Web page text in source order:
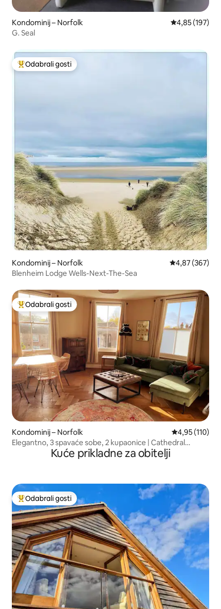
Kondominij – Norfolk Prosječna
4,85 (197)
G. Seal
Među najviše rangiranima s oznakom „Odabrali gosti”
Odabrali gosti
Kondominij – Norfolk Prosječna
4,87 (367)
Blenheim Lodge Wells-Next-The-Sea
Među najviše rangiranima s oznakom „Odabrali gosti”
Odabrali gosti
Kondominij – Norfolk Prosječna
4,95 (110)
Elegantno, 3 spavaće sobe, 2 kupaonice | Cathedral
Kuće prikladne za obitelji
Među najviše rangiranima s oznakom „Odabrali gosti”
Odabrali gosti